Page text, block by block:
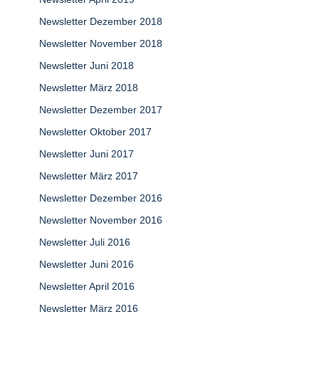
Newsletter Dezember 2018
Newsletter November 2018
Newsletter Juni 2018
Newsletter März 2018
Newsletter Dezember 2017
Newsletter Oktober 2017
Newsletter Juni 2017
Newsletter März 2017
Newsletter Dezember 2016
Newsletter November 2016
Newsletter Juli 2016
Newsletter Juni 2016
Newsletter April 2016
Newsletter März 2016